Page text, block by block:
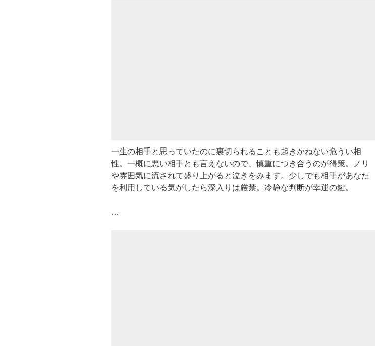
一生の相手と思っていたのに裏切られることも起きかねない危うい相
性。一概に悪い相手とも言えないので、慎重につき合うのが得策。ノリ
や雰囲気に流されて盛り上がると泣きをみます。少しでも相手があなた
を利用している気がしたら深入りは厳禁。冷静な判断が幸運の鍵。
…